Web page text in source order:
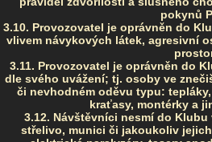
pokynů
3.10. Provozovatel je oprávněn do
vlivem návykových látek, agresivní
3.11. Provozovatel je oprávněn do
dle svého uvážení; tj. osoby ve
či nevhodném oděvu typu:
kraťasy, montérky a
3.12. Návštěvníci nesmí do
střelivo, munici či jakoukoliv